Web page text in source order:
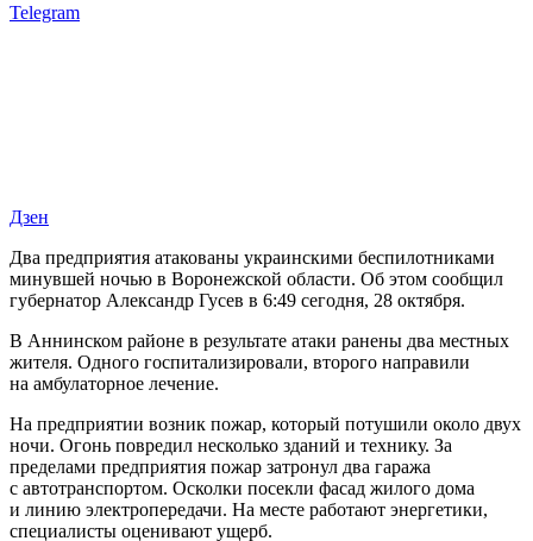
Telegram
Дзен
Два предприятия атакованы украинскими беспилотниками
минувшей ночью в Воронежской области. Об этом сообщил
губернатор Александр Гусев в 6:49 сегодня, 28 октября.
В Аннинском районе в результате атаки ранены два местных
жителя. Одного госпитализировали, второго направили
на амбулаторное лечение.
На предприятии возник пожар, который потушили около двух
ночи. Огонь повредил несколько зданий и технику. За
пределами предприятия пожар затронул два гаража
с автотранспортом. Осколки посекли фасад жилого дома
и линию электропередачи. На месте работают энергетики,
специалисты оценивают ущерб.